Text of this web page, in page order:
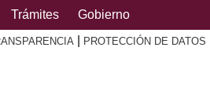
Trámites Gobierno
PROTECCIÓN DE DATOS